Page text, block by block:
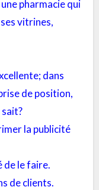
pharmacie qui
vitrines,
dans
de position,
la publicité
de le faire.
de clients.